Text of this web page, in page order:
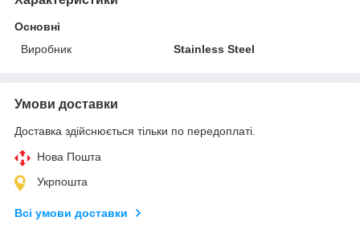
Основні
Виробник
Stainless Steel
Умови доставки
Доставка здійснюється тільки по передоплаті.
Нова Пошта
Укрпошта
Всі умови доставки